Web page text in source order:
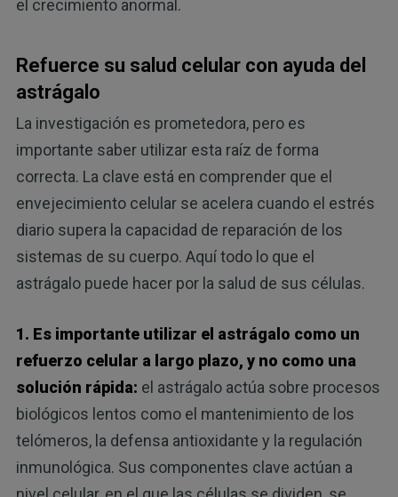
el crecimiento anormal.
Refuerce su salud celular con ayuda del
astrágalo
La investigación es prometedora, pero es
importante saber utilizar esta raíz de forma
correcta. La clave está en comprender que el
envejecimiento celular se acelera cuando el estrés
diario supera la capacidad de reparación de los
sistemas de su cuerpo. Aquí todo lo que el
astrágalo puede hacer por la salud de sus células.
1. Es importante utilizar el astrágalo como un
refuerzo celular a largo plazo, y no como una
solución rápida: el astrágalo actúa sobre procesos
biológicos lentos como el mantenimiento de los
telómeros, la defensa antioxidante y la regulación
inmunológica. Sus componentes clave actúan a